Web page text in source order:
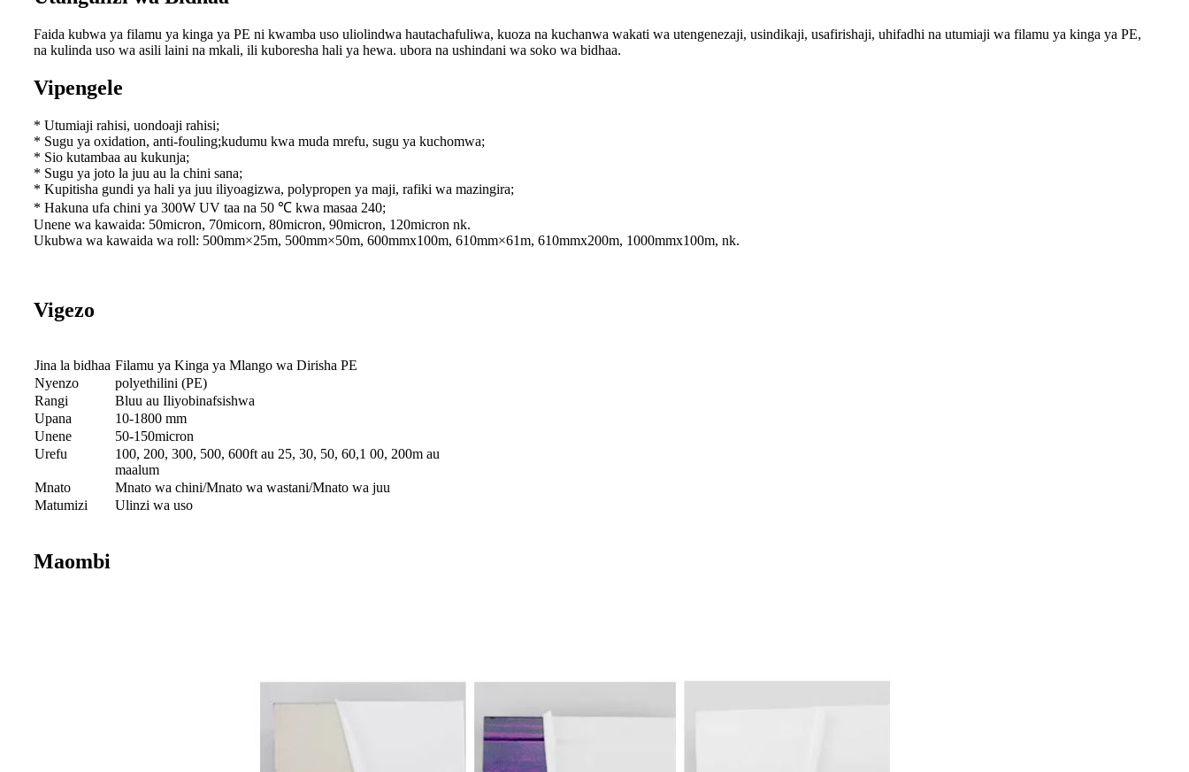
Faida kubwa ya filamu ya kinga ya PE ni kwamba uso uliolindwa hautachafuliwa, kuoza na kuchanwa wakati wa utengenezaji, usindikaji, usafirishaji, uhifadhi na utumiaji wa filamu ya kinga ya PE,
na kulinda uso wa asili laini na mkali, ili kuboresha hali ya hewa. ubora na ushindani wa soko wa bidhaa.
Vipengele
* Utumiaji rahisi, uondoaji rahisi;
* Sugu ya oxidation, anti-fouling;kudumu kwa muda mrefu, sugu ya kuchomwa;
* Sio kutambaa au kukunja;
* Sugu ya joto la juu au la chini sana;
* Kupitisha gundi ya hali ya juu iliyoagizwa, polypropen ya maji, rafiki wa mazingira;
* Hakuna ufa chini ya 300W UV taa na 50 ℃ kwa masaa 240;
Unene wa kawaida: 50micron, 70micorn, 80micron, 90micron, 120micron nk.
Ukubwa wa kawaida wa roll: 500mm×25m, 500mm×50m, 600mmx100m, 610mm×61m, 610mmx200m, 1000mmx100m, nk.
Vigezo
Jina la bidhaa Filamu ya Kinga ya Mlango wa Dirisha PE
Nyenzo
polyethilini (PE)
Rangi
Bluu au Iliyobinafsishwa
Upana
10-1800 mm
Unene
50-150micron
Urefu
100, 200, 300, 500, 600ft au 25, 30, 50, 60,1 00, 200m au
maalum
Mnato
Mnato wa chini/Mnato wa wastani/Mnato wa juu
Matumizi
Ulinzi wa uso
Maombi